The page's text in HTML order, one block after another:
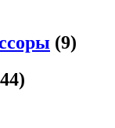
(9)